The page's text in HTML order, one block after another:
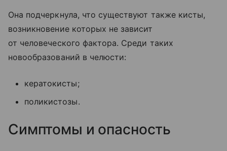
Она подчеркнула, что существуют также кисты,
возникновение которых не зависит
от человеческого фактора. Среди таких
новообразований в челюсти:
кератокисты;
поликистозы.
Симптомы и опасность